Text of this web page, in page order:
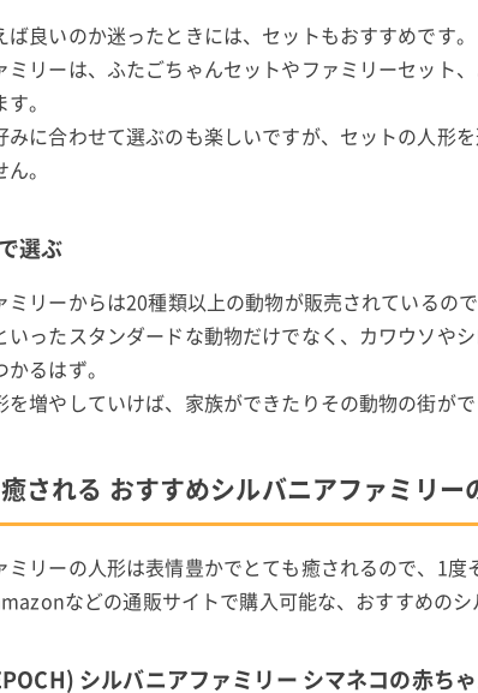
ば良いのか迷ったときには、セットもおすすめです。
ミリーは、ふたごちゃんセットやファミリーセット
。
みに合わせて選ぶのも楽しいですが、セットの人形
。
選ぶ
ミリーからは20種類以上の動物が販売されているの
いったスタンダードな動物だけでなく、カワウソや
るはず。
を増やしていけば、家族ができたりその動物の街が
される おすすめシルバニアファミリー
ミリーの人形は表情豊かでとても癒されるので、1度
などの通販サイトで購入可能な、おすすめのシ
シルバニアファミリー シマネコの赤ち